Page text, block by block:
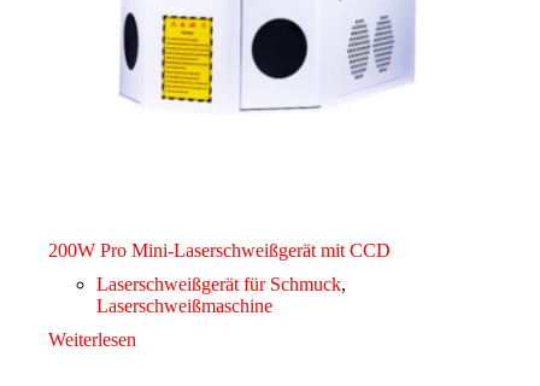
200W Pro Mini-Laserschweißgerät mit CCD
Laserschweißgerät für Schmuck,
Laserschweißmaschine
Weiterlesen